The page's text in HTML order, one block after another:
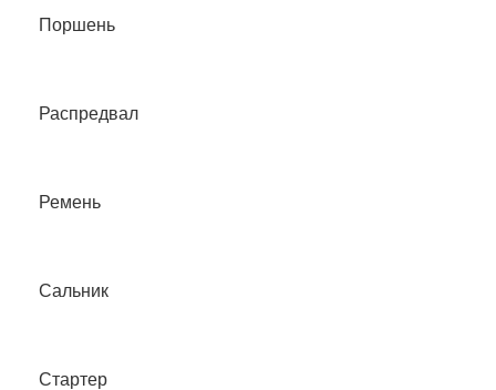
Поршень
Распредвал
Ремень
Сальник
Стартер